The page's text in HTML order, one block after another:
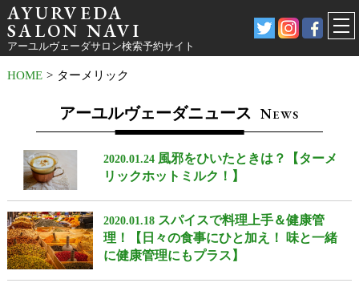
AYURVEDA
SALON NAVI
アーユルヴェーダサロン検索予約サイト
HOME > ターメリック
アーユルヴェーダニュース NEWS
2020.01.24 風邪をひいたときは？【ターメ
リックホットミルク！】
2020.01.18 スパイスで料理上手＆健康管
理！【日々の食事にひと加え！ 味と一緒
に健康管理にもプラス】